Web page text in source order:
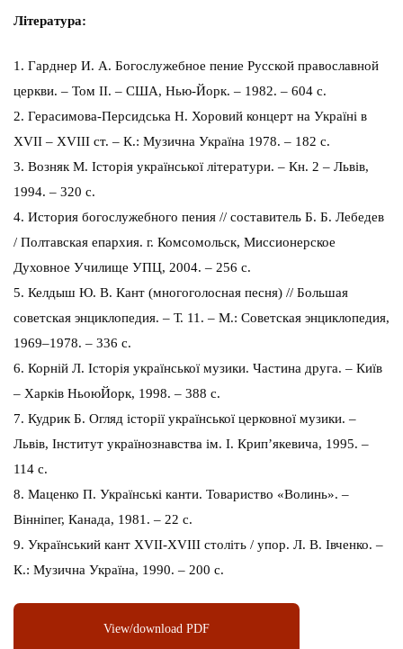
Література:
1. Гарднер И. А. Богослужебное пение Русской православной
церкви. – Том II. – США, Нью-Йорк. – 1982. – 604 с.
2. Герасимова-Персидська Н. Хоровий концерт на Україні в
XVII – XVIII ст. – К.: Музична Україна 1978. – 182 с.
3. Возняк М. Історія української літератури. – Кн. 2 – Львів,
1994. – 320 с.
4. История богослужебного пения // составитель Б. Б. Лебедев
/ Полтавская епархия. г. Комсомольск, Миссионерское
Духовное Училище УПЦ, 2004. – 256 с.
5. Келдыш Ю. В. Кант (многоголосная песня) // Большая
советская энциклопедия. – Т. 11. – М.: Советская энциклопедия,
1969–1978. – 336 с.
6. Корній Л. Історія української музики. Частина друга. – Київ
– Харків НьоюЙорк, 1998. – 388 с.
7. Кудрик Б. Огляд історії української церковної музики. –
Львів, Інститут українознавства ім. І. Крип’якевича, 1995. –
114 с.
8. Маценко П. Українські канти. Товариство «Волинь». –
Вінніпег, Канада, 1981. – 22 с.
9. Український кант XVII-XVIII століть / упор. Л. В. Івченко. –
К.: Музична Україна, 1990. – 200 с.
View/download PDF